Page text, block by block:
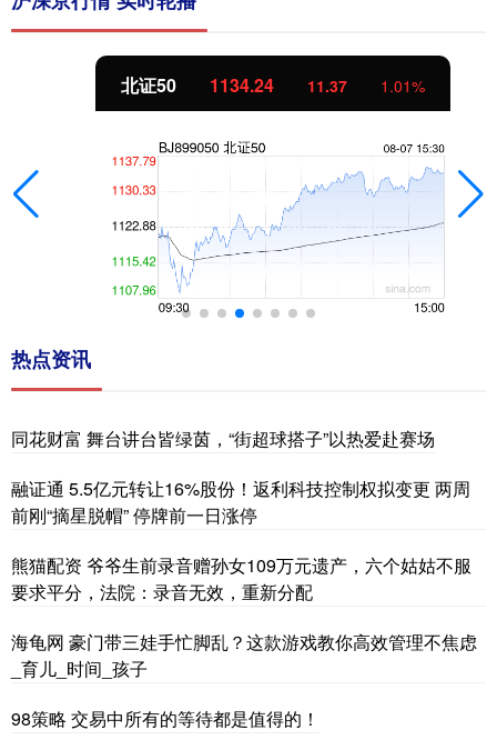
北证50 1134.24 11.37 1.01%
热点资讯
同花财富 舞台讲台皆绿茵，“街超球搭子”以热爱赴赛场
融证通 5.5亿元转让16%股份！返利科技控制权拟变更 两周
前刚“摘星脱帽” 停牌前一日涨停
熊猫配资 爷爷生前录音赠孙女109万元遗产，六个姑姑不服
要求平分，法院：录音无效，重新分配
海龟网 豪门带三娃手忙脚乱？这款游戏教你高效管理不焦虑
_育儿_时间_孩子
98策略 交易中所有的等待都是值得的！